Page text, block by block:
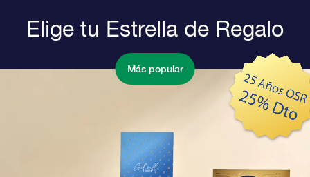
Elige tu Estrella de Regalo
Más popular